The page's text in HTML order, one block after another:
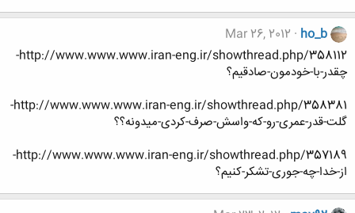
ho_b
Mar 26, 2012
http://www.www.www.iran-eng.ir/showthread.php/358112-
چقدر-با-خودمون-صادقیم؟
http://www.www.www.iran-eng.ir/showthread.php/358381-
گلت-قدر-عمری-رو-که-واسش-صرف-کردی-میدونه؟؟
http://www.www.www.iran-eng.ir/showthread.php/357189-
از-خدا-چه-جوری-تشکر-کنیم؟